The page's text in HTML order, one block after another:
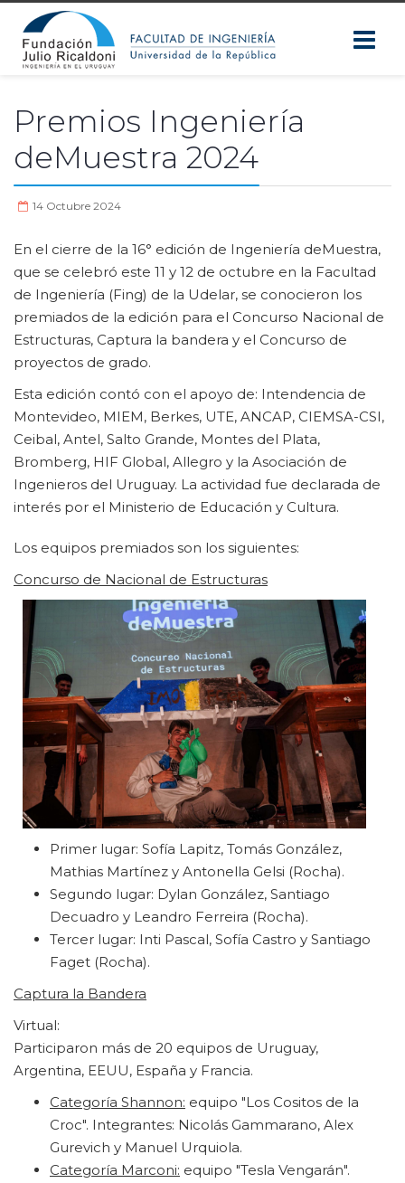
Premios Ingeniería
deMuestra 2024
14 Octubre 2024
En el cierre de la 16° edición de Ingeniería deMuestra,
que se celebró este 11 y 12 de octubre en la Facultad
de Ingeniería (Fing) de la Udelar, se conocieron los
premiados de la edición para el Concurso Nacional de
Estructuras, Captura la bandera y el Concurso de
proyectos de grado.
Esta edición contó con el apoyo de: Intendencia de
Montevideo, MIEM, Berkes, UTE, ANCAP, CIEMSA-CSI,
Ceibal, Antel, Salto Grande, Montes del Plata,
Bromberg, HIF Global, Allegro y la Asociación de
Ingenieros del Uruguay. La actividad fue declarada de
interés por el Ministerio de Educación y Cultura.
Los equipos premiados son los siguientes:
Concurso de Nacional de Estructuras
Primer lugar: Sofía Lapitz, Tomás González,
Mathias Martínez y Antonella Gelsi (Rocha).
Segundo lugar: Dylan González, Santiago
Decuadro y Leandro Ferreira (Rocha).
Tercer lugar: Inti Pascal, Sofía Castro y Santiago
Faget (Rocha).
Captura la Bandera
Virtual:
Participaron más de 20 equipos de Uruguay,
Argentina, EEUU, España y Francia.
Categoría Shannon: equipo "Los Cositos de la
Croc". Integrantes: Nicolás Gammarano, Alex
Gurevich y Manuel Urquiola.
Categoría Marconi: equipo "Tesla Vengarán".